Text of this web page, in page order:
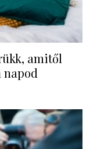
amitől
napod